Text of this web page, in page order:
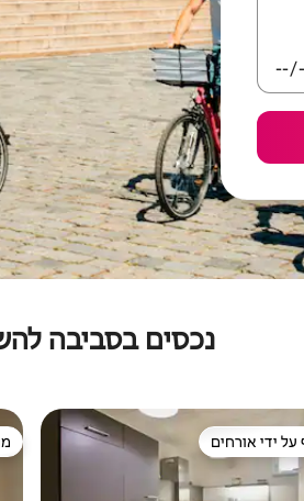
נכסים בסביבה
על ידי אורחים
על ידי אורחים